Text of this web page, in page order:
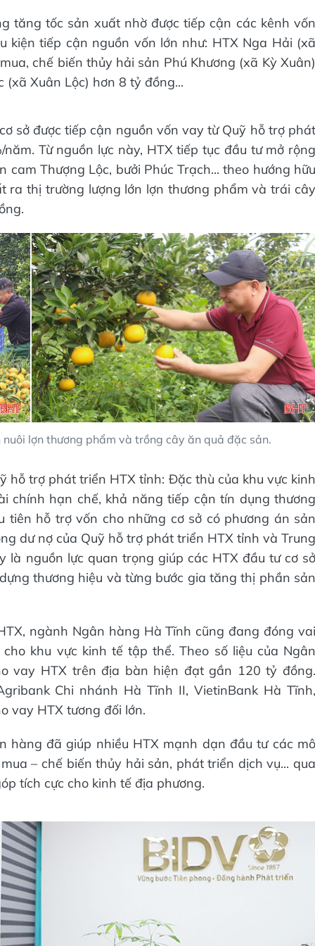
tăng tốc sản xuất nhờ được tiếp cận các kênh vốn
kiện tiếp cận nguồn vốn lớn như: HTX Nga Hải (xã
chế biến thủy hải sản Phú Khương (xã Kỳ Xuân)
Xuân Lộc) hơn 8 tỷ đồng...
sở được tiếp cận nguồn vốn vay từ Quỹ hỗ trợ phát
Từ nguồn lực này, HTX tiếp tục đầu tư mở rộng
Thượng Lộc, bưởi Phúc Trạch... theo hướng hữu
ra thị trường lượng lớn lợn thương phẩm và trái cây
lợn thương phẩm và trồng cây ăn quả đặc sản.
hỗ trợ phát triển HTX tỉnh: Đặc thù của khu vực kinh
chính hạn chế, khả năng tiếp cận tín dụng thương
tiên hỗ trợ vốn cho những cơ sở có phương án sản
dư nợ của Quỹ hỗ trợ phát triển HTX tỉnh và Trung
nguồn lực quan trọng giúp các HTX đầu tư cơ sở
thương hiệu và từng bước gia tăng thị phần sản
ngành Ngân hàng Hà Tĩnh cũng đang đóng vai
khu vực kinh tế tập thể. Theo số liệu của Ngân
vay HTX trên địa bàn hiện đạt gần 120 tỷ đồng.
Chi nhánh Hà Tĩnh II, VietinBank Hà Tĩnh,
vay HTX tương đối lớn.
hàng đã giúp nhiều HTX mạnh dạn đầu tư các mô
– chế biến thủy hải sản, phát triển dịch vụ... qua
tích cực cho kinh tế địa phương.